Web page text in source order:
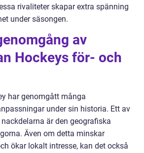
rivaliteter skapar extra spänning
under säsongen.
av
Hockeys för- och
har genomgått många
under sin historia. Ett av
är den geografiska
Även om detta minskar
ökar lokalt intresse, kan det också